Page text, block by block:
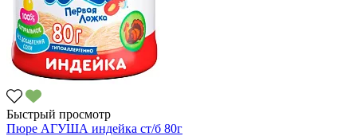
Быстрый просмотр
Пюре АГУША индейка ст/б 80г